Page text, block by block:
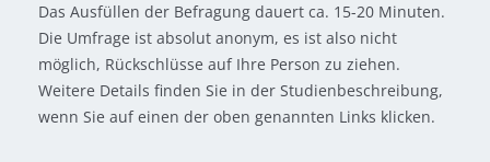
Das Ausfüllen der Befragung dauert ca. 15-20 Minuten.
Die Umfrage ist absolut anonym, es ist also nicht
möglich, Rückschlüsse auf Ihre Person zu ziehen.
Weitere Details finden Sie in der Studienbeschreibung,
wenn Sie auf einen der oben genannten Links klicken.